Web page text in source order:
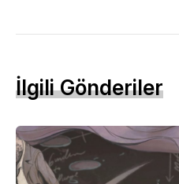
İlgili Gönderiler